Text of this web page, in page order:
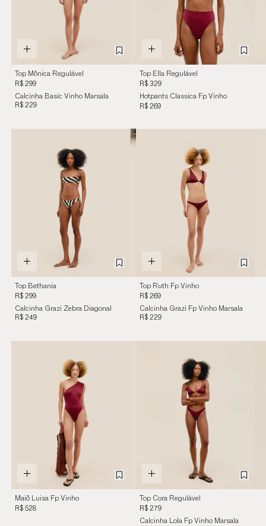
Top Mônica Regulável
Fp Vinho Marsala
R$ 299
Calcinha Basic Vinho Marsala
R$ 229
Top Ella Regulável
Vinho Marsala
R$ 329
Hotpants Classica Fp Vinho
Marsala
R$ 269
Top Bethania
Estampado Zebra
Diagonal
R$ 299
Calcinha Grazi Zebra Diagonal
R$ 249
Top Ruth Fp Vinho
Marsala
R$ 269
Calcinha Grazi Fp Vinho Marsala
R$ 229
Maiô Luisa Fp Vinho
Marsala
R$ 528
Top Cora Regulável
Vinho Marsala
R$ 279
Calcinha Lola Fp Vinho Marsala